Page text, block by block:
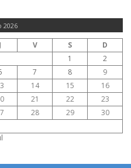
2026
J V S
D
1
2
7 8
9
14 15
16
21 22
23
28 29
30